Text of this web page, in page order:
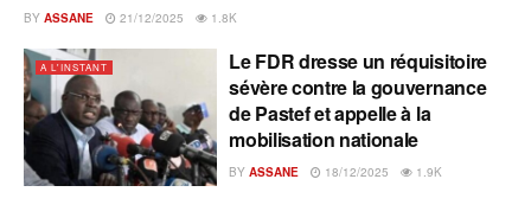
BY ASSANE 21/12/2025 1.8K
A L'INSTANT
Le FDR dresse un réquisitoire
sévère contre la gouvernance
de Pastef et appelle à la
mobilisation nationale
BY ASSANE 18/12/2025 1.9K